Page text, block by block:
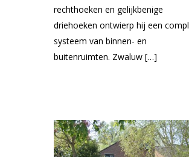
rechthoeken en gelijkbenige
driehoeken ontwierp hij een
systeem van binnen- en
buitenruimten. Zwaluw […]